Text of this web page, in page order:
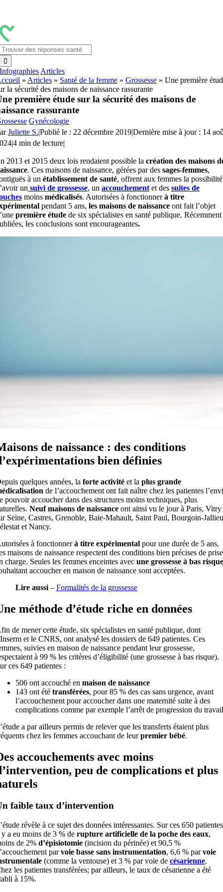
contenu
Infographies Articles
» Articles» Santé de la femme» Grossesse» Une première
la sécurité des maisons de naissance rassurante
première étude sur la sécurité des maisons de
rassurante
Gynécologie
Juliette S.|Publié le : 22 décembre 2019|Dernière mise à jour : 14
|4 min de lecture|
2013 et 2015 deux lois rendaient possible la création des maisons
. Ces maisons de naissance, gérées par des sages-femmes,
à un établissement de santé, offrent aux femmes la possibilité
un suivi de grossesse, un accouchementet des suites de
moins médicalisés. Autorisées à fonctionnerà titre
pendant 5 ans, les maisons de naissanceont fait l’objet
première étudede six spécialistes en santé publique. Récemment
les conclusions sont encourageantes.
de naissance : des conditions
bien définies
quelques années, la forte activitéet la plus grande
de l’accouchement ont fait naître chez les patientes
pouvoir accoucher dans des structures moins techniques, plus
Neuf maisons de naissanceont ainsi vu le jour à Paris, Vitry
Seine, Castres, Grenoble, Baie-Mahault, Saint Paul, Bourgoin-
et Nancy.
à fonctionnerà titre expérimentalpour une durée de 5 ans,
maisons de naissance respectent des conditions bien précises de prise
charge. Seules les femmes enceintes avec une grossesse à bas risque
accoucher en maison de naissance sont acceptées.
Lire aussi– Formalités de la grossesse
méthode d’étude riche en données
de mener cette étude, six spécialistes en santé publique, dont
et le CNRS, ont analysé les dossiers de 649 patientes. Ces
suivies en maison de naissance pendant leur grossesse,
à 99 % les critères d’éligibilité (une grossesse à bas risque).
ces 649 patientes :
506 ont accouché en maison de naissance
143 ont été transférées, pour 85 % des cas sans urgence, avant
l’accouchement pour accoucher dans une maternité suite à des
complications comme par exemple l’arrêt de progression du travail
a par ailleurs permis de relever que les transferts étaient plus
chez les femmes accouchant de leurpremier bébé.
accouchements avec moins
peu de complications et plus
faible taux d’intervention
révèle à ce sujet des données intéressantes. Sur ces 650
a eu moins de 3 % de rupture artificielle de la poche des eaux,
de 2% d’épisiotomie(incision du périnée) et 90,5 %
parvoie basse sans instrumentation, 6,6 % parvoie
(comme la ventouse) et 3 % par voie de césarienne.
les patientes transférées; par ailleurs, le taux de césarienne a été
à 15%.